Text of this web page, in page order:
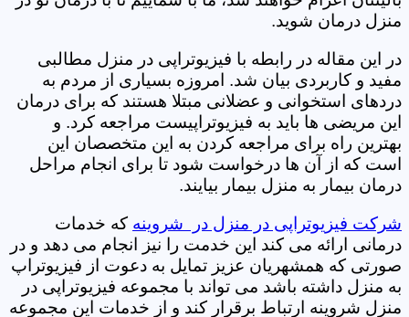
منزل درمان شوید.
در این مقاله در رابطه با فیزیوتراپی در منزل مطالبی
مفید و کاربردی بیان شد. امروزه بسیاری از مردم به
دردهای استخوانی و عضلانی مبتلا هستند که برای درمان
این مریضی ها باید به فیزیوتراپیست مراجعه کرد. و
بهترین راه برای مراجعه کردن به این متخصصان این
است که از آن ها درخواست شود تا برای انجام مراحل
درمان بیمار به منزل بیمار بیایند.
شرکت فیزیوتراپی در منزل در شروینه که خدمات
درمانی ارائه می کند این خدمت را نیز انجام می دهد و در
صورتی که همشهریان عزیز تمایل به دعوت از فیزیوتراپ
به منزل داشته باشد می تواند با مجموعه فیزیوتراپی در
منزل شروینه ارتباط برقرار کند و از خدمات این مجموعه